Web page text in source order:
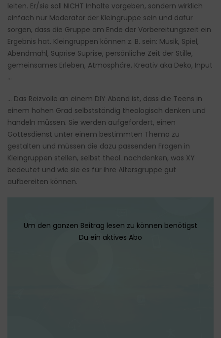
leiten. Er/sie soll NICHT Inhalte vorgeben, sondern wirklich
einfach nur Moderator der Kleingruppe sein und dafür
sorgen, dass die Gruppe am Ende der Vorbereitungszeit ein
Ergebnis hat. Kleingruppen können z. B. sein: Musik, Spiel,
Abendmahl, Suprise Suprise, persönliche Zeit der Stille,
gemeinsames Erleben, Atmosphäre, Kreativ aka Deko, Input
…
… Das Reizvolle an einem DIY Abend ist, dass die Teens in
einem hohen Grad selbstständig theologisch denken und
handeln müssen. Sie werden aufgefordert, einen
Gottesdienst unter einem bestimmten Thema zu
gestalten und müssen die dazu passenden Fragen in
Kleingruppen stellen, selbst theol. nachdenken, was XY
bedeutet und wie sie es für ihre Altersgruppe gut
aufbereiten können.